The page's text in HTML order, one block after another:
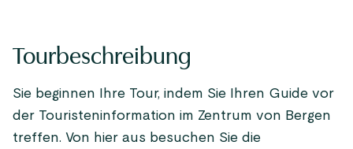
Tourbeschreibung
Sie beginnen Ihre Tour, indem Sie Ihren Guide vor
der Touristeninformation im Zentrum von Bergen
treffen. Von hier aus besuchen Sie die